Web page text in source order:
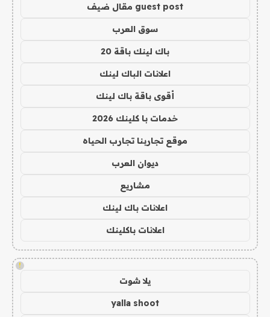
guest post مقال ضيف
سوق العرب
باك لينك باقة 20
اعلانات الباك لينك
أقوى باقة باك لينك
خدمات با كلينك 2026
موقع تجاربنا تجارب الحياه
ديوان العرب
مشاريع
اعلانات باك لينك
اعلانات باكلينك
!
يلا شوت
yalla shoot